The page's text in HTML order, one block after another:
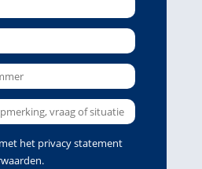
het privacy statement
.